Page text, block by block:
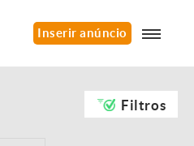
Inserir anúncio
Filtros